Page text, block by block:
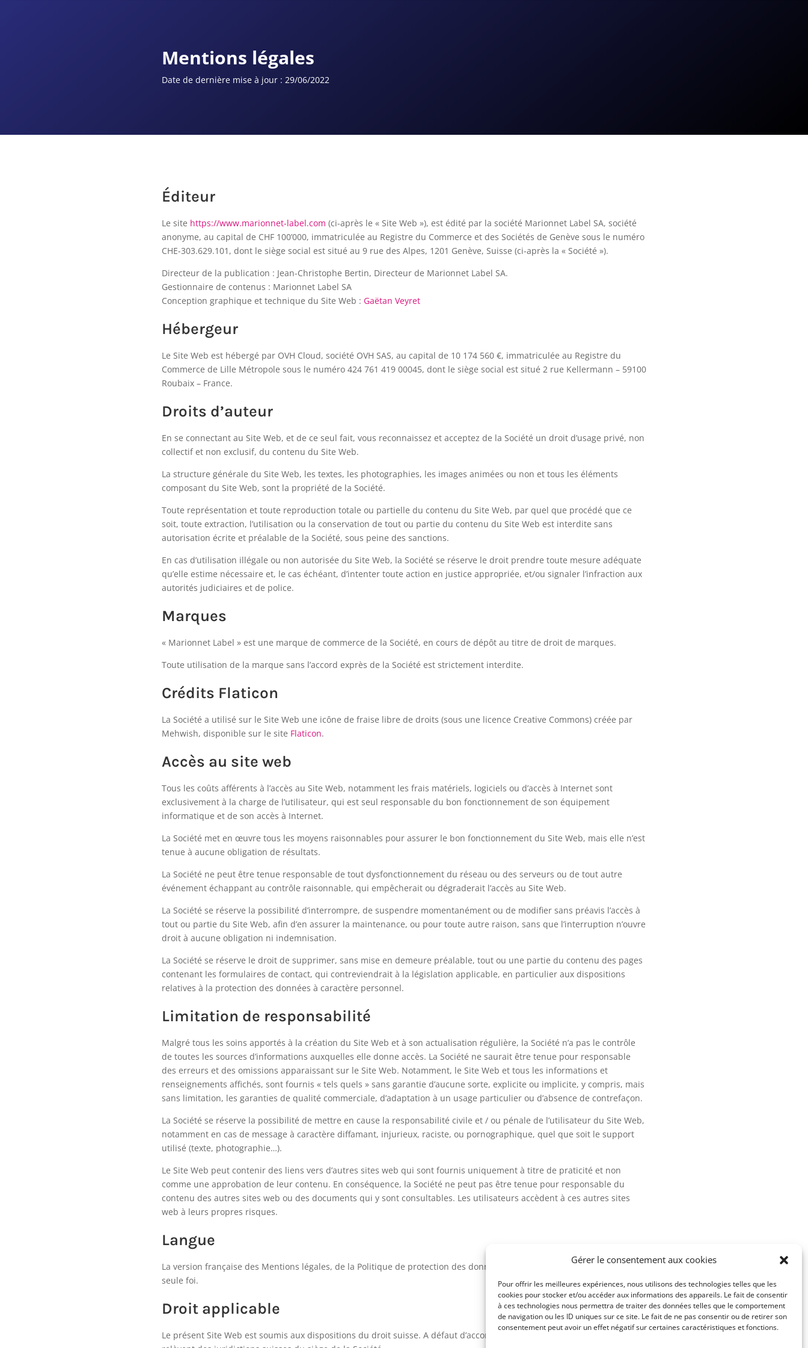
Gérer le consentement aux cookies
Pour offrir les meilleures expériences, nous utilisons des technologies telles que les
cookies pour stocker et/ou accéder aux informations des appareils. Le fait de consentir
à ces technologies nous permettra de traiter des données telles que le comportement
de navigation ou les ID uniques sur ce site. Le fait de ne pas consentir ou de retirer son
consentement peut avoir un effet négatif sur certaines caractéristiques et fonctions.
Mentions légales
Date de dernière mise à jour : 29/06/2022
Éditeur
Le site https://www.marionnet-label.com (ci-après le « Site Web »), est édité par la société Marionnet Label SA, société
anonyme, au capital de CHF 100’000, immatriculée au Registre du Commerce et des Sociétés de Genève sous le numéro
CHE-303.629.101, dont le siège social est situé au 9 rue des Alpes, 1201 Genève, Suisse (ci-après la « Société »).
Directeur de la publication : Jean-Christophe Bertin, Directeur de Marionnet Label SA.
Gestionnaire de contenus : Marionnet Label SA
Conception graphique et technique du Site Web : Gaëtan Veyret
Hébergeur
Le Site Web est hébergé par OVH Cloud, société OVH SAS, au capital de 10 174 560 €, immatriculée au Registre du
Commerce de Lille Métropole sous le numéro 424 761 419 00045, dont le siège social est situé 2 rue Kellermann – 59100
Roubaix – France.
Droits d’auteur
En se connectant au Site Web, et de ce seul fait, vous reconnaissez et acceptez de la Société un droit d’usage privé, non
collectif et non exclusif, du contenu du Site Web.
La structure générale du Site Web, les textes, les photographies, les images animées ou non et tous les éléments
composant du Site Web, sont la propriété de la Société.
Toute représentation et toute reproduction totale ou partielle du contenu du Site Web, par quel que procédé que ce
soit, toute extraction, l’utilisation ou la conservation de tout ou partie du contenu du Site Web est interdite sans
autorisation écrite et préalable de la Société, sous peine des sanctions.
En cas d’utilisation illégale ou non autorisée du Site Web, la Société se réserve le droit prendre toute mesure adéquate
qu’elle estime nécessaire et, le cas échéant, d’intenter toute action en justice appropriée, et/ou signaler l’infraction aux
autorités judiciaires et de police.
Marques
« Marionnet Label » est une marque de commerce de la Société, en cours de dépôt au titre de droit de marques.
Toute utilisation de la marque sans l’accord exprès de la Société est strictement interdite.
Crédits Flaticon
La Société a utilisé sur le Site Web une icône de fraise libre de droits (sous une licence Creative Commons) créée par
Mehwish, disponible sur le site Flaticon.
Accès au site web
Tous les coûts afférents à l’accès au Site Web, notamment les frais matériels, logiciels ou d’accès à Internet sont
exclusivement à la charge de l’utilisateur, qui est seul responsable du bon fonctionnement de son équipement
informatique et de son accès à Internet.
La Société met en œuvre tous les moyens raisonnables pour assurer le bon fonctionnement du Site Web, mais elle n’est
tenue à aucune obligation de résultats.
La Société ne peut être tenue responsable de tout dysfonctionnement du réseau ou des serveurs ou de tout autre
événement échappant au contrôle raisonnable, qui empêcherait ou dégraderait l’accès au Site Web.
La Société se réserve la possibilité d’interrompre, de suspendre momentanément ou de modifier sans préavis l’accès à
tout ou partie du Site Web, afin d’en assurer la maintenance, ou pour toute autre raison, sans que l’interruption n’ouvre
droit à aucune obligation ni indemnisation.
La Société se réserve le droit de supprimer, sans mise en demeure préalable, tout ou une partie du contenu des pages
contenant les formulaires de contact, qui contreviendrait à la législation applicable, en particulier aux dispositions
relatives à la protection des données à caractère personnel.
Limitation de responsabilité
Malgré tous les soins apportés à la création du Site Web et à son actualisation régulière, la Société n’a pas le contrôle
de toutes les sources d’informations auxquelles elle donne accès. La Société ne saurait être tenue pour responsable
des erreurs et des omissions apparaissant sur le Site Web. Notamment, le Site Web et tous les informations et
renseignements affichés, sont fournis « tels quels » sans garantie d’aucune sorte, explicite ou implicite, y compris, mais
sans limitation, les garanties de qualité commerciale, d’adaptation à un usage particulier ou d’absence de contrefaçon.
La Société se réserve la possibilité de mettre en cause la responsabilité civile et / ou pénale de l’utilisateur du Site Web,
notamment en cas de message à caractère diffamant, injurieux, raciste, ou pornographique, quel que soit le support
utilisé (texte, photographie…).
Le Site Web peut contenir des liens vers d’autres sites web qui sont fournis uniquement à titre de praticité et non
comme une approbation de leur contenu. En conséquence, la Société ne peut pas être tenue pour responsable du
contenu des autres sites web ou des documents qui y sont consultables. Les utilisateurs accèdent à ces autres sites
web à leurs propres risques.
Langue
La version française des Mentions légales, de la Politique de protection des données et de la Politique de cookies fait
seule foi.
Droit applicable
Le présent Site Web est soumis aux dispositions du droit suisse. A défaut d’accord amiable, les litiges en résultant